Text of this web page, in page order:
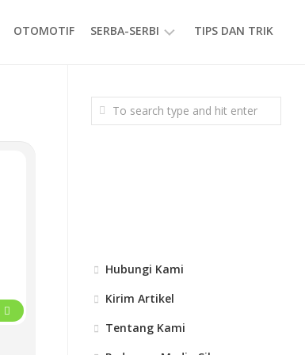
OTOMOTIF SERBA-SERBI
GAYA
HIDUP
TIPS DAN TRIK
Hubungi Kami
Kirim Artikel
Tentang Kami